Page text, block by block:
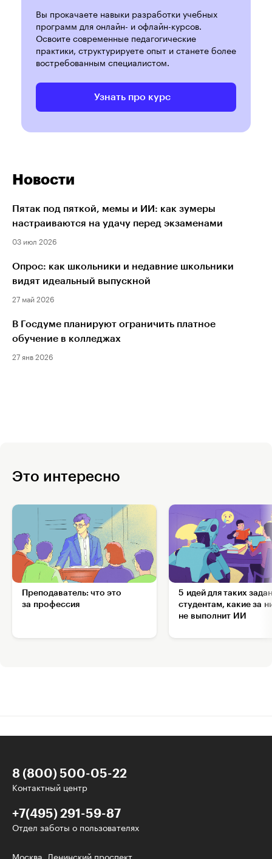
Вы прокачаете навыки разработки учебных
программ для онлайн- и офлайн-курсов.
Освоите современные педагогические
практики, структурируете опыт и станете более
востребованным специалистом.
Узнать про курс
Новости
Пятак под пяткой, мемы и ИИ: как зумеры
настраиваются на удачу перед экзаменами
03 июл 2026
Опрос: как школьники и недавние школьники
видят идеальный выпускной
27 май 2026
В Госдуме планируют ограничить платное
обучение в колледжах
27 янв 2026
Это интересно
Преподаватель: что это
за профессия
5 идей для таких
студентам, какие за
не выполнит ИИ
8 (800) 500-05-22
Контактный центр
+7(495) 291-59-87
Отдел заботы о пользователях
Москва, Ленинский проспект,
Интересное - на почту!